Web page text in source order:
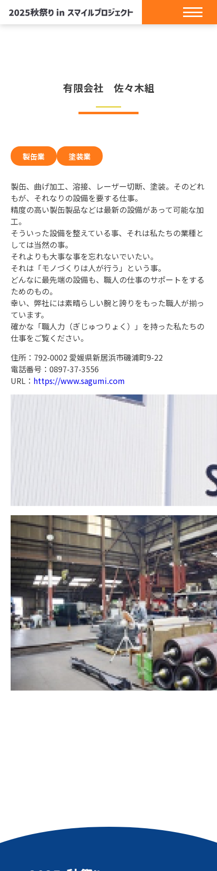
有限会社 佐々木組
製缶業 塗装業
製缶、曲げ加工、溶接、レーザー切断、塗装。そのどれ
もが、それなりの設備を要する仕事。
精度の高い製缶製品などは最新の設備があって可能な加
工。
そういった設備を整えている事、それは私たちの業種と
しては当然の事。
それよりも大事な事を忘れないでいたい。
それは「モノづくりは人が行う」という事。
どんなに最先端の設備も、職人の仕事のサポートをする
ためのもの。
幸い、弊社には素晴らしい腕と誇りをもった職人が揃っ
ています。
確かな「職人力（ぎじゅつりょく）」を持った私たちの
仕事をご覧ください。
住所：792-0002 愛媛県新居浜市磯浦町9-22
電話番号：0897-37-3556
URL： https://www.sagumi.com